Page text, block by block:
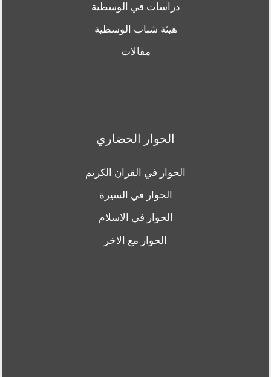
دراسات في الوسطية
هيئة شباب الوسطية
مقالات
الحوار الحضاري
الحوار في القران الكريم
الحوار في السيرة
الحوار في الاسلام
الحوار مع الاخر